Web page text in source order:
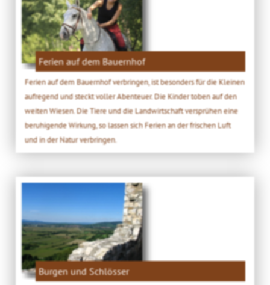
Ferien auf dem Bauernhof
Ferien auf dem Bauernhof verbringen, ist besonders für die Kleinen
aufregend und steckt voller Abenteuer. Die Kinder toben auf den
weiten Wiesen. Die Tiere und die Landwirtschaft versprühen eine
beruhigende Wirkung, so lassen sich Ferien an der frischen Luft
und in der Natur verbringen.
Burgen und Schlösser